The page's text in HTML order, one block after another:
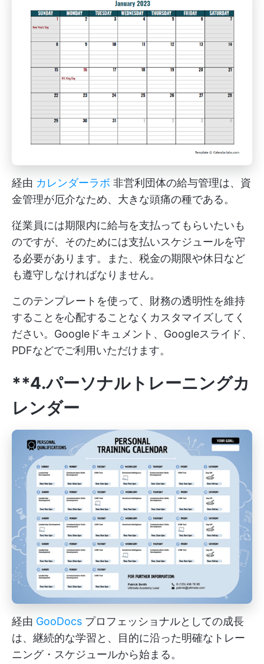
経由 カレンダーラボ 非営利団体の給与管理は、資
金管理が厄介なため、大きな頭痛の種である。
従業員には期限内に給与を支払ってもらいたいも
のですが、そのためには支払いスケジュールを守
る必要があります。また、税金の期限や休日など
も遵守しなければなりません。
このテンプレートを使って、財務の透明性を維持
することを心配することなくカスタマイズしてく
ださい。Googleドキュメント、Googleスライド、
PDFなどでご利用いただけます。
**4.パーソナルトレーニングカ
レンダー
経由 GooDocs プロフェッショナルとしての成長
は、継続的な学習と、目的に沿った明確なトレー
ニング・スケジュールから始まる。